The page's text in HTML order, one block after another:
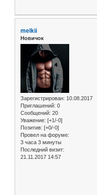
melkii
Новичок
Зарегистрирован: 10.08.2017
Приглашений: 0
Сообщений: 20
Уважение: [+1/-0]
Позитив: [+0/-0]
Провел на форуме:
3 часа 3 минуты
Последний визит:
21.11.2017 14:57